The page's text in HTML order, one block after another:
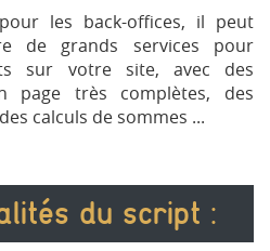
les back-offices, il peut
de grands services pour
sur votre site, avec des
page très complètes, des
calculs de sommes ...
du script :